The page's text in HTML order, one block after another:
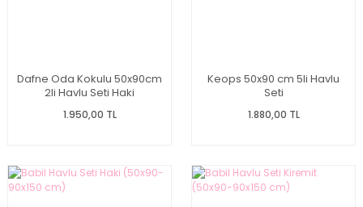
Dafne Oda Kokulu 50x90cm
2li Havlu Seti Haki
1.950,00 TL
Keops 50x90 cm 5li Havlu
Seti
1.880,00 TL